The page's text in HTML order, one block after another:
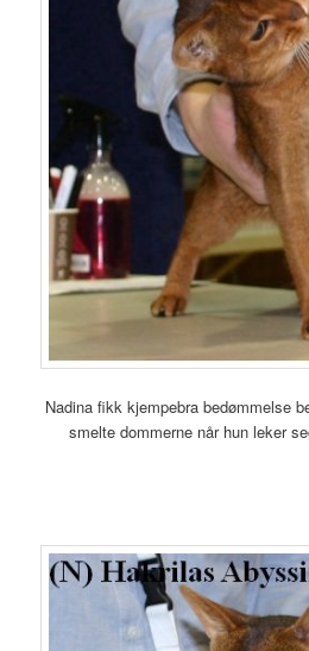
Nadina fikk kjempebra bedømmelse
smelte dommerne når hun leker